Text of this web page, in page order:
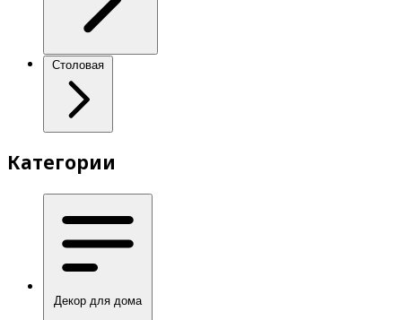
Столовая
Категории
Декор для дома